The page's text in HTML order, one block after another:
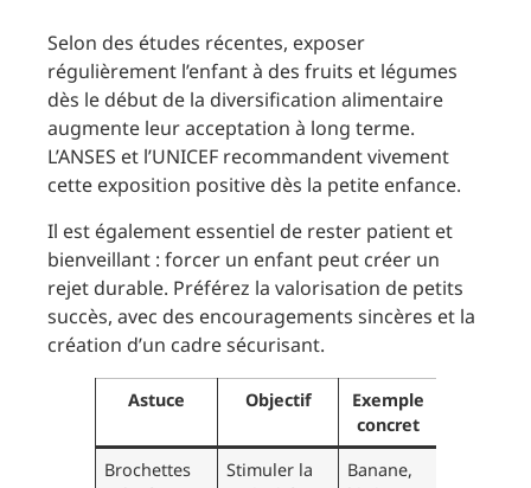
Selon des études récentes, exposer
régulièrement l’enfant à des fruits et légumes
dès le début de la diversification alimentaire
augmente leur acceptation à long terme.
L’ANSES et l’UNICEF recommandent vivement
cette exposition positive dès la petite enfance.
Il est également essentiel de rester patient et
bienveillant : forcer un enfant peut créer un
rejet durable. Préférez la valorisation de petits
succès, avec des encouragements sincères et la
création d’un cadre sécurisant.
Astuce Objectif
Exemple
concret
Brochettes
Stimuler la
Banane,